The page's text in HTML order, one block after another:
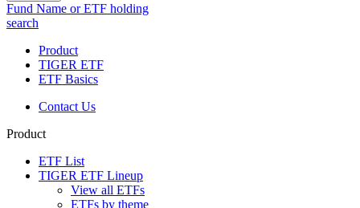
Fund Name or ETF holding
search
Product
TIGER ETF
ETF Basics
Contact Us
Product
ETF List
TIGER ETF Lineup
View all ETFs
ETFs by theme